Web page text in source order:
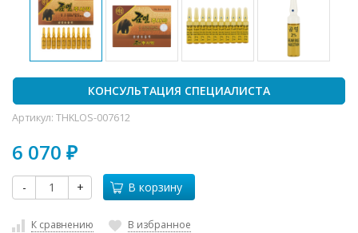
КОНСУЛЬТАЦИЯ СПЕЦИАЛИСТА
Артикул: THKLOS-007612
6 070 ₽
- + В корзину
К сравнению В избранное